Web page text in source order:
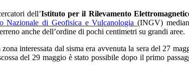
dell’Istituto per il Rilevamento
Nazionale di Geofisica e Vulcanologia (INGV)
anche dell’ordine di pochi centimetri su grandi aree.
interessata dal sisma era avvenuta la sera del 27
del 29 maggio è stato possibile dopo il primo